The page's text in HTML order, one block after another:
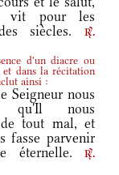
vit pour les
siècles.
r.
d'un diacre ou
dans la récitation
ainsi :
nous
qu'Il nous
tout mal, et
fasse parvenir
éternelle.
r.